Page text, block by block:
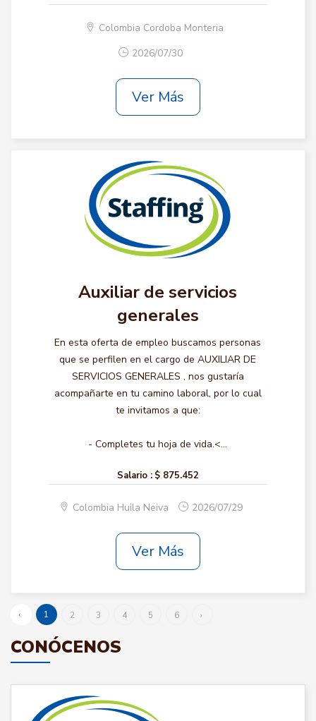
Colombia Cordoba Monteria
2026/07/30
Ver Más
Auxiliar de servicios
generales
En esta oferta de empleo buscamos personas
que se perfilen en el cargo de AUXILIAR DE
SERVICIOS GENERALES , nos gustaría
acompañarte en tu camino laboral, por lo cual
te invitamos a que:
- Completes tu hoja de vida.<...
Salario : $ 875.452
Colombia Huila Neiva 2026/07/29
Ver Más
‹ 1 2 3 4 5 6 ›
CONÓCENOS